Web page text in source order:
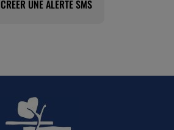
CRÉER UNE ALERTE SMS